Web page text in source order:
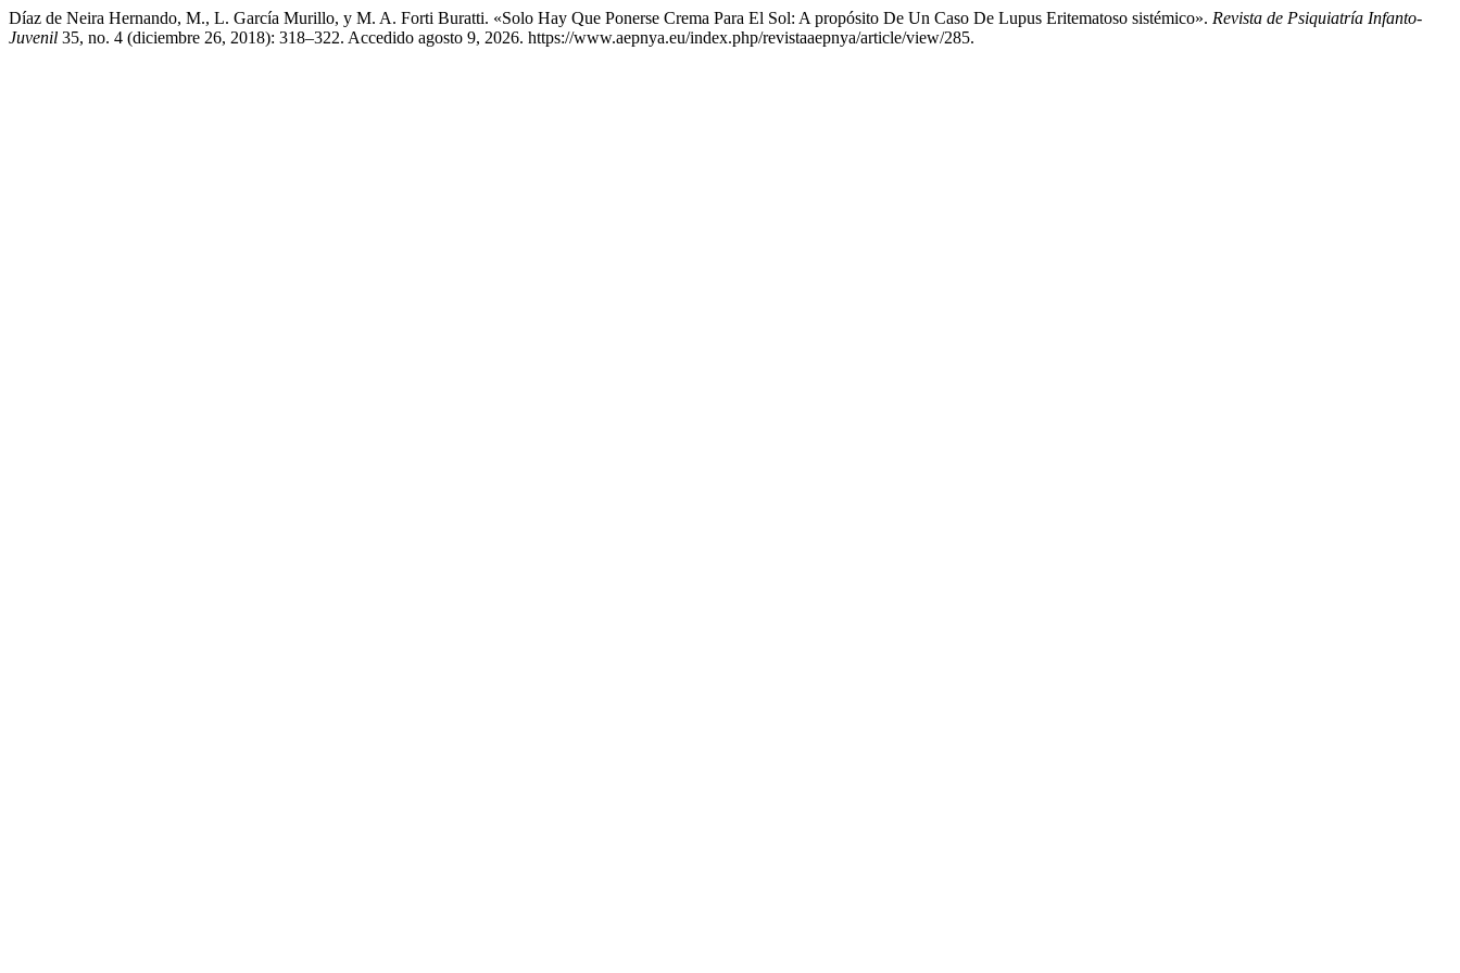
Díaz de Neira Hernando, M., L. García Murillo, y M. A. Forti Buratti. «Solo Hay Que Ponerse Crema Para El Sol: A propósito De Un Caso De Lupus Eritematoso sistémico». Revista de Psiquiatría Infanto-
Juvenil 35, no. 4 (diciembre 26, 2018): 318–322. Accedido agosto 9, 2026. https://www.aepnya.eu/index.php/revistaaepnya/article/view/285.